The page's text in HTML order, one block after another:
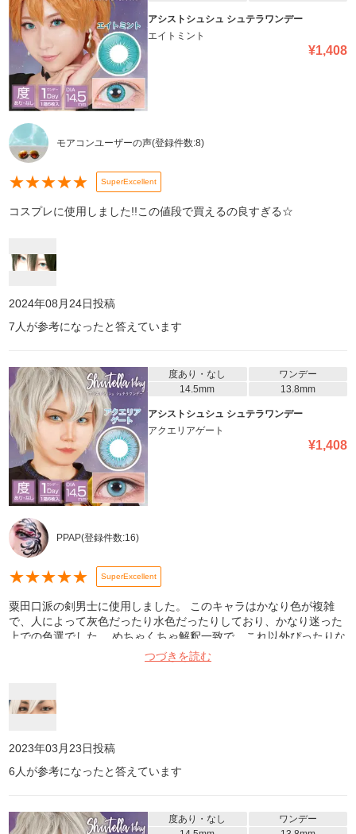
アシストシュシュ シュテラワンデー
エイトミント
¥1,408
モアコンユーザーの声(登録件数:8)
★★★★★ SuperExcellent
コスプレに使用しました!!この値段で買えるの良すぎる☆
2024年08月24日投稿
7 人が参考になったと答えています
度あり・なし
ワンデー
14.5mm
13.8mm
アシストシュシュ シュテラワンデー
アクエリアゲート
¥1,408
PPAP(登録件数:16)
★★★★★ SuperExcellent
粟田口派の剣男士に使用しました。 このキャラはかなり色が複雑
で、人によって灰色だったり水色だったりしており、かなり迷った
上での色選でした。 めちゃくちゃ解釈一致で、これ以外ぴったりな
色はない！と個人的には思っています！ 目の大きさもちょうどよ
く、男性キャラにもめちゃくちゃ使えます！色の多さは業界一でき
てます。
つづきを読む
2023年03月23日投稿
6 人が参考になったと答えています
度あり・なし
ワンデー